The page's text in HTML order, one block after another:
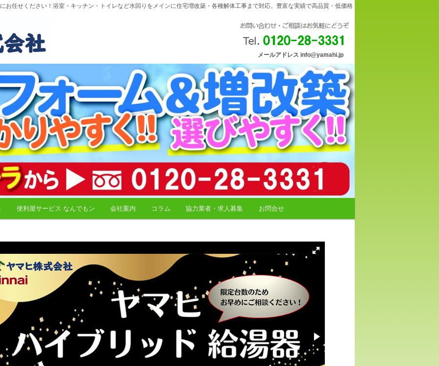
お任せください！浴室・キッチン・トイレなど水回りをメインに住宅増改築・各種解体工事まで対応。豊富な実績で高品質・低価格
メールアドレス info@yamahi.jp
便利屋サービス なんでもン 会社案内 コラム 協力業者・求人募集 お問合せ